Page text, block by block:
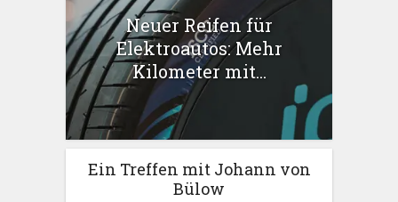
Neuer Reifen für
Elektroautos: Mehr
Kilometer mit...
Ein Treffen mit Johann von
Bülow